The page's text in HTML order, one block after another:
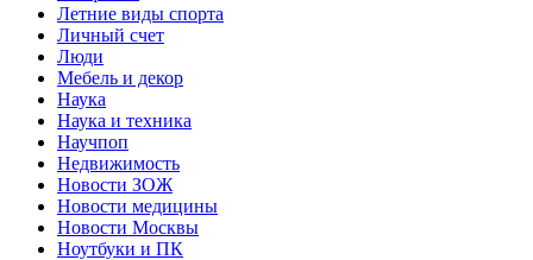
Летние виды спорта
Личный счет
Люди
Мебель и декор
Наука
Наука и техника
Научпоп
Недвижимость
Новости ЗОЖ
Новости медицины
Новости Москвы
Ноутбуки и ПК